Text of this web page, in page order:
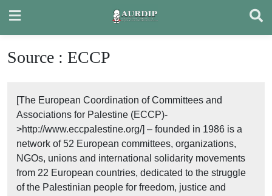
content
Source : ECCP
[The European Coordination of Committees and
Associations for Palestine (ECCP)-
>http://www.eccpalestine.org/] – founded in 1986 is a
network of 52 European committees, organizations,
NGOs, unions and international solidarity movements
from 22 European countries, dedicated to the struggle
of the Palestinian people for freedom, justice and